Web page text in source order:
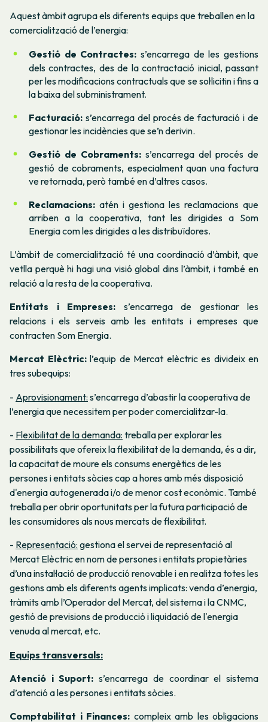
Aquest àmbit agrupa els diferents equips que treballen en la
comercialització de l’energia:
Gestió de Contractes: s’encarrega de les gestions
dels contractes, des de la contractació inicial, passant
per les modificacions contractuals que se sol·licitin i fins a
la baixa del subministrament.
Facturació: s’encarrega del procés de facturació i de
gestionar les incidències que se’n derivin.
Gestió de Cobraments: s’encarrega del procés de
gestió de cobraments, especialment quan una factura
ve retornada, però també en d’altres casos.
Reclamacions: atén i gestiona les reclamacions que
arriben a la cooperativa, tant les dirigides a Som
Energia com les dirigides a les distribuïdores.
L’àmbit de comercialització té una coordinació d’àmbit, que
vetlla perquè hi hagi una visió global dins l’àmbit, i també en
relació a la resta de la cooperativa.
Entitats i Empreses: s’encarrega de gestionar les
relacions i els serveis amb les entitats i empreses que
contracten Som Energia.
Mercat Elèctric:l’equip de Mercat elèctric es divideix en
tres subequips:
- Aprovisionament: s’encarrega d’abastir la cooperativa de
l’energia que necessitem per poder comercialitzar-la.
- Flexibilitat de la demanda: treballa per explorar les
possibilitats que ofereix la flexibilitat de la demanda, és a dir,
la capacitat de moure els consums energètics de les
persones i entitats sòcies cap a hores amb més disposició
d'energia autogenerada i/o de menor cost econòmic. També
treballa per obrir oportunitats per la futura participació de
les consumidores als nous mercats de flexibilitat.
- Representació: gestiona el servei de representació al
Mercat Elèctric en nom de persones i entitats propietàries
d’una instal·lació de producció renovable i en realitza totes les
gestions amb els diferents agents implicats: venda d’energia,
tràmits amb l’Operador del Mercat, del sistema i la CNMC,
gestió de previsions de producció i liquidació de l'energia
venuda al mercat, etc.
Equips transversals:
Atenció i Suport: s’encarrega de coordinar el sistema
d’atenció a les persones i entitats sòcies.
Comptabilitat i Finances: compleix amb les obligacions